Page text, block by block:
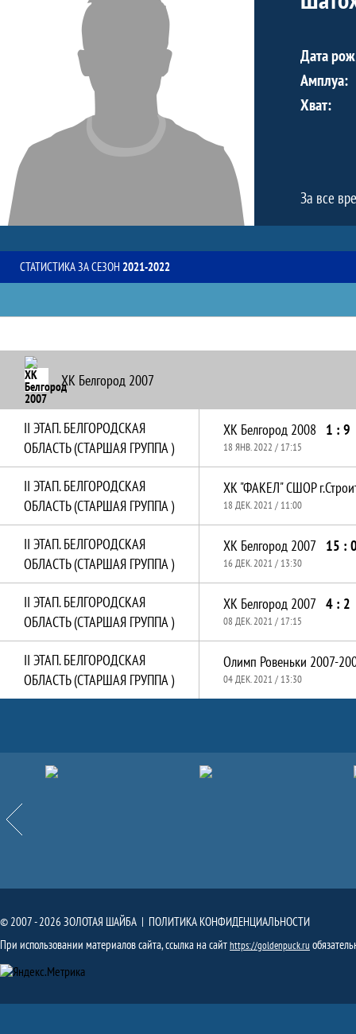
Дата
Амплуа:
Хват:
За все
СТАТИСТИКА ЗА СЕЗОН 2021-2022
ХК Белгород 2007
II ЭТАП. БЕЛГОРОДСКАЯ
ОБЛАСТЬ (СТАРШАЯ ГРУППА )
ХК Белгород 2008 1 : 9
18 ЯНВ. 2022 / 17:15
II ЭТАП. БЕЛГОРОДСКАЯ
ОБЛАСТЬ (СТАРШАЯ ГРУППА )
18 ДЕК. 2021 / 11:00
II ЭТАП. БЕЛГОРОДСКАЯ
ОБЛАСТЬ (СТАРШАЯ ГРУППА )
ХК Белгород 2007 15 :
16 ДЕК. 2021 / 13:30
II ЭТАП. БЕЛГОРОДСКАЯ
ОБЛАСТЬ (СТАРШАЯ ГРУППА )
ХК Белгород 2007 4 : 2
08 ДЕК. 2021 / 17:15
II ЭТАП. БЕЛГОРОДСКАЯ
ОБЛАСТЬ (СТАРШАЯ ГРУППА )
Олимп Ровеньки 2007-
04 ДЕК. 2021 / 13:30
Назад
Партнёры
© 2007 - 2026 ЗОЛОТАЯ ШАЙБА | ПОЛИТИКА КОНФИДЕНЦИАЛЬНОСТИ
При использовании материалов сайта, ссылка на сайтhttps://goldenpuck.ru